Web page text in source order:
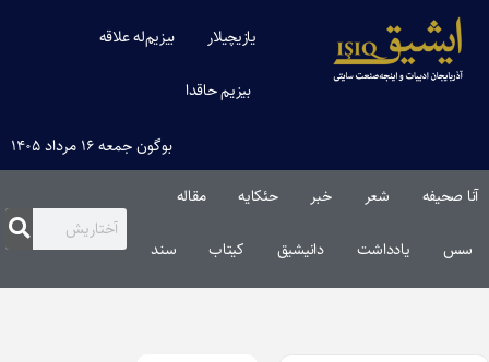
یازیچیلار بیزیم‌له علاقه
بیزیم حاقدا
بوگون جمعه ۱۶ مرداد ۱۴۰۵
آنا صحیفه شعر خبر حئکایه مقاله‌
سس یادداشت دانیشیق کیتاب سند